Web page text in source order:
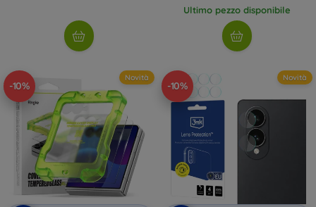
Ultimo pezzo disponibile
-10%
Novità
-10%
Novità